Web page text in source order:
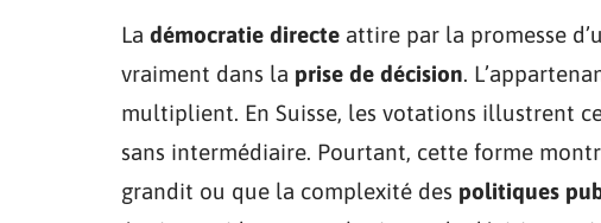
La démocratie directe attire par la promesse
vraiment dans la prise de décision.
multiplient. En Suisse, les votations illustrent
sans intermédiaire. Pourtant, cette forme
grandit ou que la complexité des politiques